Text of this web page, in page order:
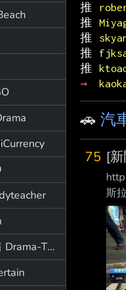
👉 藝文票券轉售 Drama-Ticket
推
推
推
推
推
→
🚗 汽
75 [
斯
市
衝
多